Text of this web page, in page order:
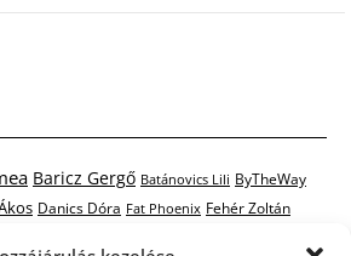
Baricz Gergő Batánovics Lili ByTheWay
Danics Dóra Fat Phoenix Fehér Zoltán